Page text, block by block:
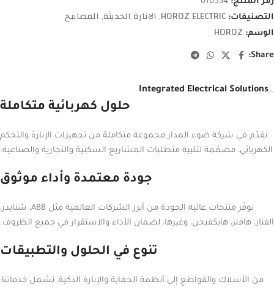
التصنيفات: HOROZ ELECTRIC
, الانارة الحديثة, المصابيح
الوسم: HOROZ
Share:
Integrated Electrical Solutions
حلول كهربائية متكاملة
نقدّم في شركة ضوء المدار مجموعة متكاملة من تجهيزات الإنارة والتحكم
الكهربائي، مصمّمة لتلبية متطلبات المشاريع السكنية والتجارية والصناعية.
جودة معتمدة وأداء موثوق
نوفّر منتجات عالية الجودة من أبرز الشركات العالمية مثل ABB، شنايدر،
الفنار، هافلز، هايكفيجن، وغيرها، لضمان الأداء والاستقرار في جميع الظروف.
تنوع في الحلول والتطبيقات
من الأسلاك والقواطع إلى أنظمة الحماية والإنارة الذكية، تشمل خدماتنا: